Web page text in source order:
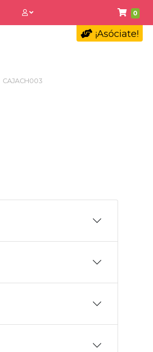
0
¡Asóciate!
CAJACH003